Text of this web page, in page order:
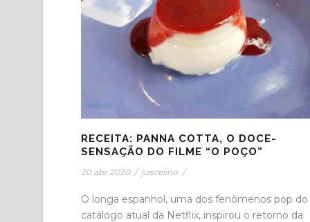
RECEITA: PANNA COTTA, O DOCE-
SENSAÇÃO DO FILME “O POÇO”
20 abr 2020 / juscelino /
O longa espanhol, uma dos fenômenos pop do
catálogo atual da Netflix, inspirou o retorno da